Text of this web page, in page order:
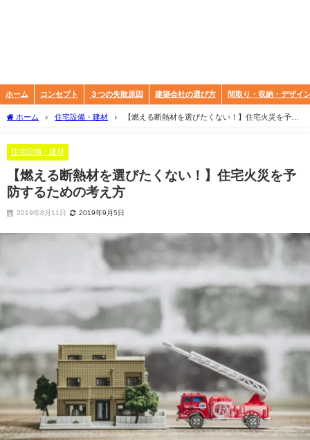
ホーム コンセプト ３つの失敗原因 建築会社の選び方 間取り・収納・デザイ
ホーム 住宅設備・建材
【燃える断熱材を選びたくない！】住宅火災を予防
住宅設備・建材
【燃える断熱材を選びたくない！】住宅火災を予
防するための考え方
2019年8月11日 2019年9月5日